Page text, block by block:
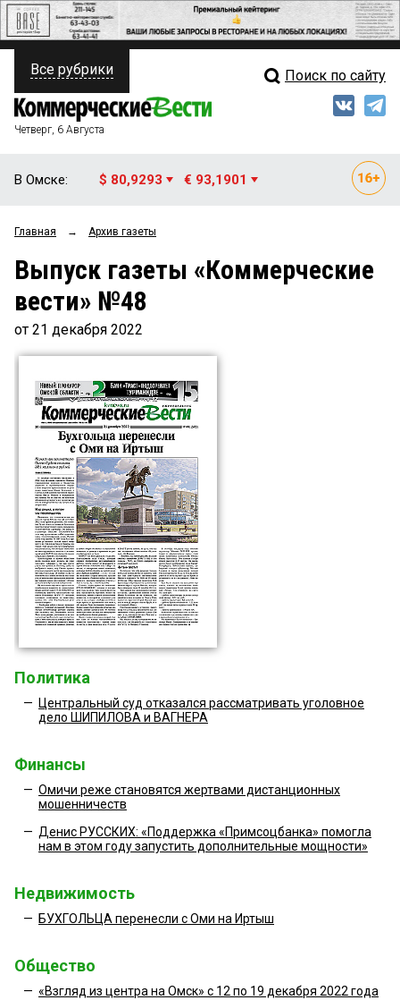
ПОЛИТИКА
ФИНАНСЫ
ОБЩЕСТВО
ЗАКОН
ПРОИСШЕСТВИЯ
СТИЛЬ ЖИЗНИ
Свежий выпуск
Рейтинги
Все рубрики Поиск по сайту
Четверг, 6 Августа
В Омске: $ 80,9293 € 93,1901
Главная → Архив газеты
Выпуск газеты «Коммерческие
вести» №48
от 21 декабря 2022
Политика
— Центральный суд отказался рассматривать уголовное
дело ШИПИЛОВА и ВАГНЕРА
Финансы
— Омичи реже становятся жертвами дистанционных
мошенничеств
— Денис РУССКИХ: «Поддержка «Примсоцбанка» помогла
нам в этом году запустить дополнительные мощности»
Недвижимость
— БУХГОЛЬЦА перенесли с Оми на Иртыш
Общество
— «Взгляд из центра на Омск» с 12 по 19 декабря 2022 года